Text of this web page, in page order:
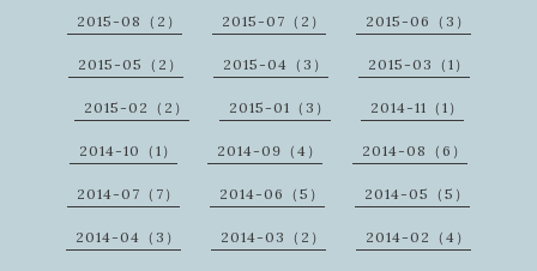
2015-08（2） 2015-07（2） 2015-06（3）
2015-05（2） 2015-04（3） 2015-03（1）
2015-02（2） 2015-01（3） 2014-11（1）
2014-10（1） 2014-09（4） 2014-08（6）
2014-07（7） 2014-06（5） 2014-05（5）
2014-04（3） 2014-03（2） 2014-02（4）